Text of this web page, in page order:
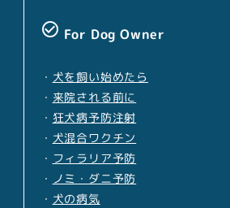
check_circle_outline For Dog Owner
・ 犬を飼い始めたら
・ 来院される前に
・ 狂犬病予防注射
・ 犬混合ワクチン
・ フィラリア予防
・ ノミ・ダニ予防
・ 犬の病気